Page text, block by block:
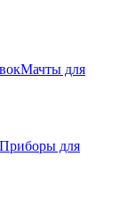
Мачты для
Приборы для